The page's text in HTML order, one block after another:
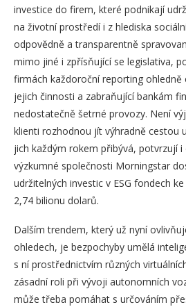
investice do firem, které podnikají
na životní prostředí i z hlediska
odpovědně a transparentně
mimo jiné i zpřísňující se legislativa,
firmách každoroční reporting ohledně
jejich činnosti a zabraňující bankám
nedostatečně šetrné provozy. Není
klienti rozhodnou jít výhradně cestou
jich každým rokem přibývá, potvrzují i
výzkumné společnosti Morningstar
udržitelných investic v ESG fondech
2,74 bilionu dolarů.
Dalším trendem, který už nyní
ohledech, je bezpochyby umělá
s ní prostřednictvím různých
zásadní roli při vývoji autonomních
může třeba pomáhat s určováním